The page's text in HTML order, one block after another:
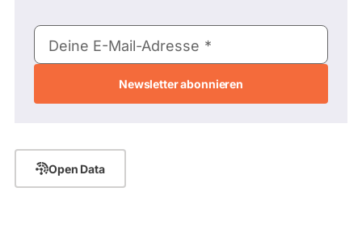
E-
Mail-
Deine E-Mail-Adresse
Open Data